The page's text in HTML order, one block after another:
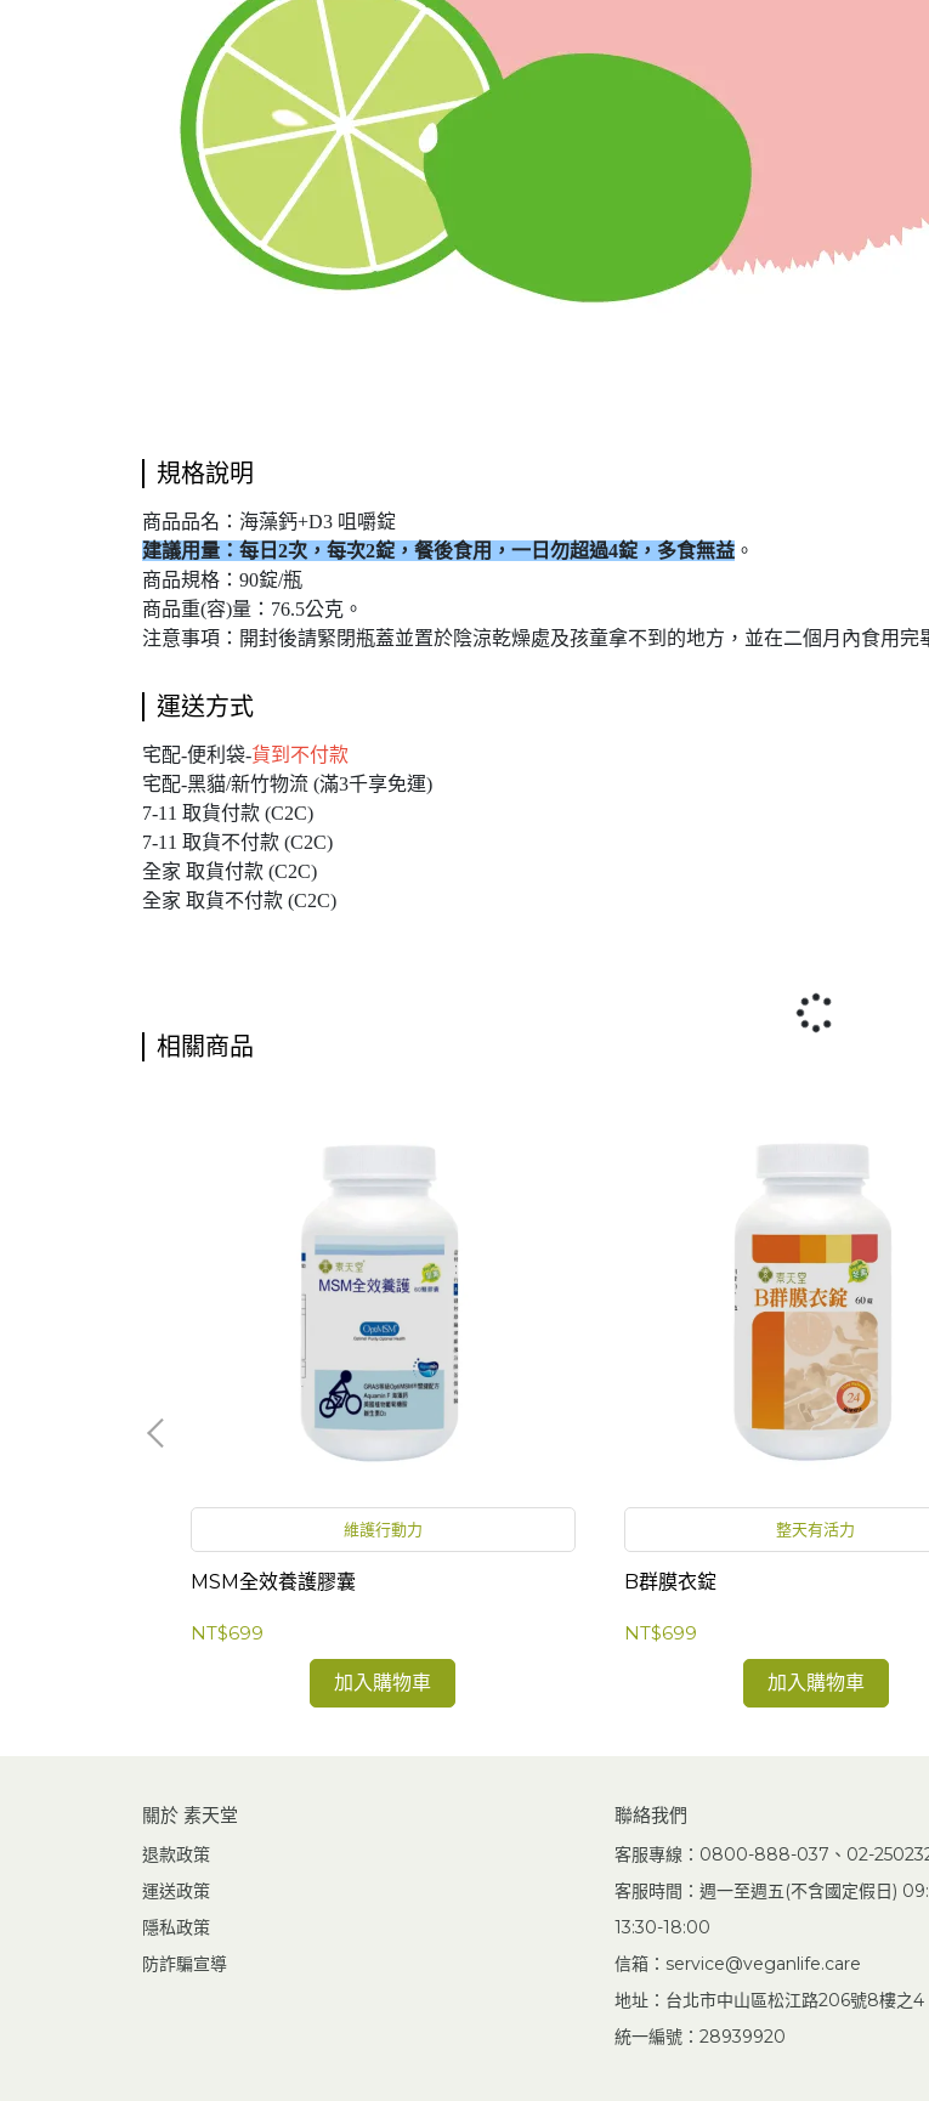
規格說明
商品品名：海藻鈣+D3 咀嚼錠
建議用量：每日2次，每次2錠，餐後食用，一日勿超過4錠，多食無益 。
商品規格：90錠/瓶
商品重(容)量：76.5公克。
注意事項：開封後請緊閉瓶蓋並置於陰涼乾燥處及孩童拿不到的地方，並在二個月內食用完
運送方式
宅配-便利袋-貨到不付款
宅配-黑貓/新竹物流 (滿3千享免運)
7-11 取貨付款 (C2C)
7-11 取貨不付款 (C2C)
全家 取貨付款 (C2C)
全家 取貨不付款 (C2C)
相關商品
維護行動力
MSM全效養護膠囊
NT$699
加入購物車
整天有活力
B群膜衣錠
NT$699
加入購物車
關於 素天堂
退款政策
運送政策
隱私政策
防詐騙宣導
聯絡我們
客服專線：0800-888-037、02-
客服時間：週一至週五(不含國定假日)
13:30-18:00
信箱：service@veganlife.care
地址：台北市中山區松江路206號8樓之4
統一編號：28939920